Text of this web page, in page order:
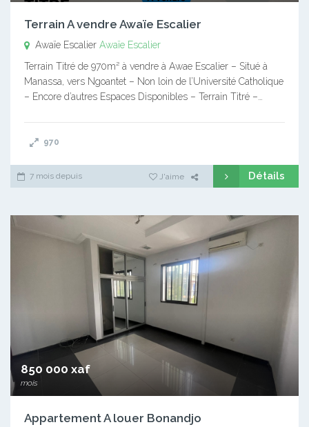
Terrain A vendre Awaïe Escalier
Awaïe Escalier Awaïe Escalier
Terrain Titré de 970m² à vendre à Awae Escalier – Situé à
Manassa, vers Ngoantet – Non loin de l’Université Catholique
– Encore d’autres Espaces Disponibles – Terrain Titré –…
970
7 mois depuis J'aime Détails
850 000 xaf
mois
Appartement A louer Bonandjo